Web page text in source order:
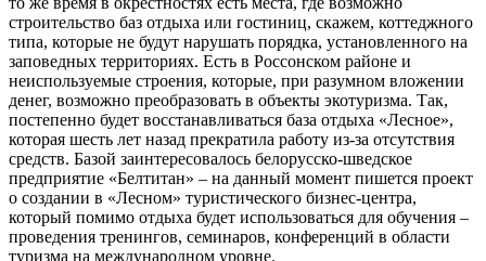
строительство баз отдыха или гостиниц, скажем, коттеджного
типа, которые не будут нарушать порядка, установленного на
заповедных территориях. Есть в Россонском районе и
неиспользуемые строения, которые, при разумном вложении
денег, возможно преобразовать в объекты экотуризма. Так,
постепенно будет восстанавливаться база отдыха «Лесное»,
которая шесть лет назад прекратила работу из-за отсутствия
средств. Базой заинтересовалось белорусско-шведское
предприятие «Белтитан» – на данный момент пишется проект
о создании в «Лесном» туристического бизнес-центра,
который помимо отдыха будет использоваться для обучения –
проведения тренингов, семинаров, конференций в области
туризма на международном уровне.